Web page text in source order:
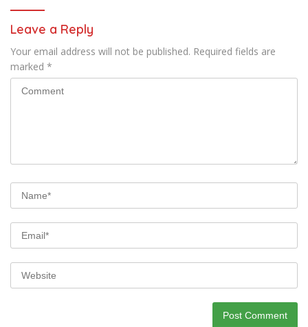
Leave a Reply
Your email address will not be published. Required fields are
marked *